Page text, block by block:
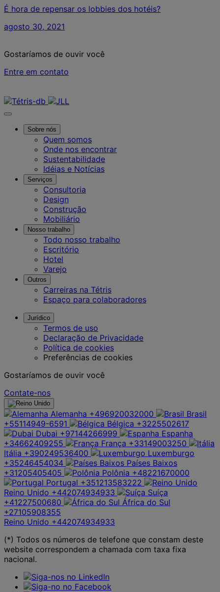
É hora de repensar os lobbies dos hotéis?
agosto 30, 2021
Gostaríamos de ouvir você
Entre em contato
Sobre nós
Quem somos
Onde nos encontrar
Sustentabilidade
Idéias e Notícias
Serviços
Consultoria
Design
Construção
Mobiliário
Nosso trabalho
Todo nosso trabalho
Escritório
Hotel
Varejo
Outros
Carreiras na Tétris
Espaço para colaboradores
Jurídico
Termos de uso
Declaração de Privacidade
Política de cookies
Preferências de cookies
Gostaríamos de ouvir você
Contate-nos
Alemanha +496920032000
Brasil
+55114949-6591
Bélgica +3225502617
Dubai +97144266999
Espanha
+34662409255
França +33149003250
Itália +390249536400
Luxemburgo
+35246454034
Países Baixos
+31205405405
Polônia +48221670000
Portugal +351213583222
Reino Unido +442074934933
Suíça
+41227500680
África do Sul
+27105908355
Reino Unido +442074934933
(*) Todos os números de telefone que constam deste
website correspondem a chamada com taxa fixa
nacional.